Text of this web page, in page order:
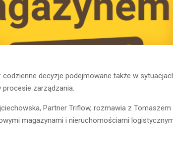
decyzje podejmowane także w
zarządzania.
Partner Triflow, rozmawia z
magazynami i nieruchomościami